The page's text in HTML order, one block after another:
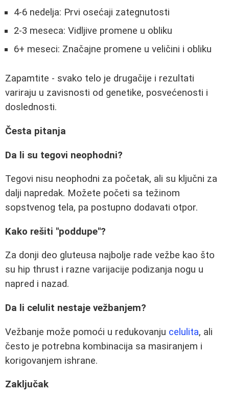
4-6 nedelja: Prvi osećaji zategnutosti
2-3 meseca: Vidljive promene u obliku
6+ meseci: Značajne promene u veličini i obliku
Zapamtite - svako telo je drugačije i rezultati
variraju u zavisnosti od genetike, posvećenosti i
doslednosti.
Česta pitanja
Da li su tegovi neophodni?
Tegovi nisu neophodni za početak, ali su ključni za
dalji napredak. Možete početi sa težinom
sopstvenog tela, pa postupno dodavati otpor.
Kako rešiti "poddupe"?
Za donji deo gluteusa najbolje rade vežbe kao što
su hip thrust i razne varijacije podizanja nogu u
napred i nazad.
Da li celulit nestaje vežbanjem?
Vežbanje može pomoći u redukovanju celulita, ali
često je potrebna kombinacija sa masiranjem i
korigovanjem ishrane.
Zaključak